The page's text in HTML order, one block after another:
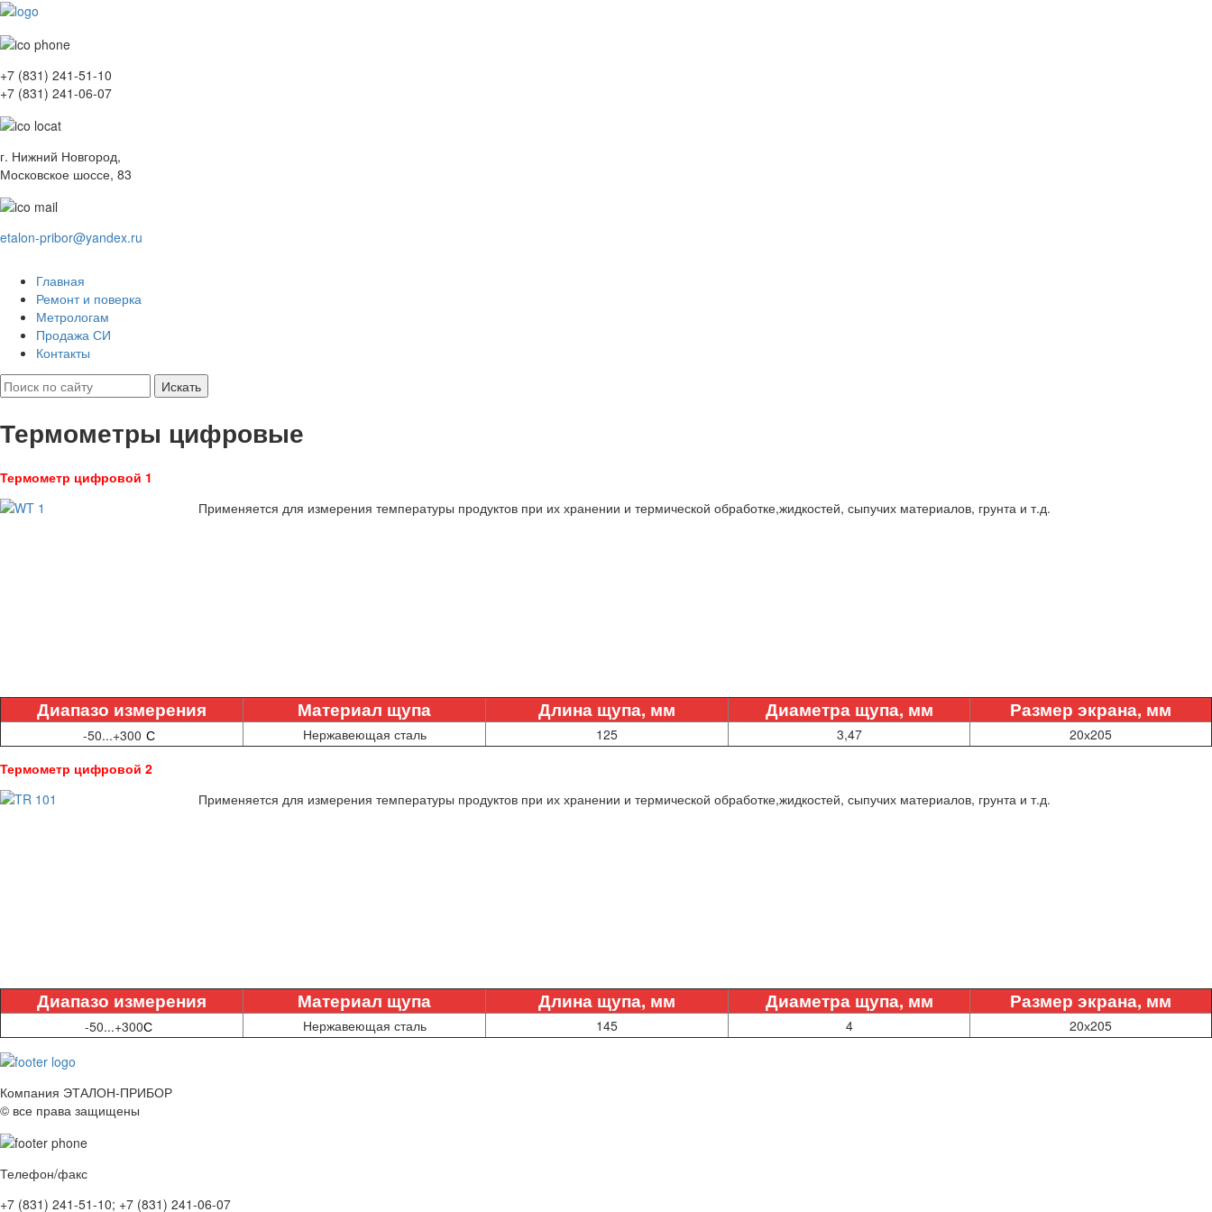
+7 (831) 241-51-10
+7 (831) 241-06-07
г. Нижний Новгород,
Московское шоссе, 83
etalon-pribor@yandex.ru
Главная
Ремонт и поверка
Метрологам
Продажа СИ
Контакты
Искать
Термометры цифровые
Термометр цифровой 1
Применяется для измерения температуры продуктов при их хранении и термической обработке,жидкостей, сыпучих материалов, грунта и т.д.
Диапазо измерения Материал щупа Длина щупа, мм Диаметра щупа, мм Размер экрана, мм
-50...+300 С° Нержавеющая сталь 125 3,47
20х205
Термометр цифровой 2
Применяется для измерения температуры продуктов при их хранении и термической обработке,жидкостей, сыпучих материалов, грунта и т.д.
Диапазо измерения Материал щупа Длина щупа, мм Диаметра щупа, мм Размер экрана, мм
-50...+300С Нержавеющая сталь 145 4 20х205
Компания ЭТАЛОН-ПРИБОР
© все права защищены
Телефон/факс
+7 (831) 241-51-10; +7 (831) 241-06-07